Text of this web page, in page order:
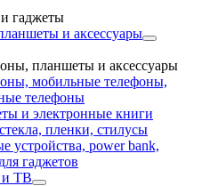
гаджеты
и аксессуары
планшеты и аксессуары
мобильные телефоны,
телефоны
и электронные книги
пленки, стилусы
устройства, power bank,
гаджетов
и ТВ